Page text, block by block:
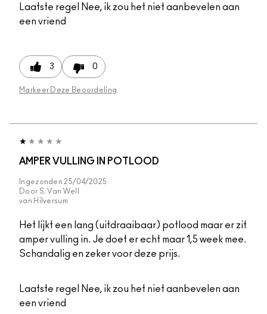
Laatste regel
Nee, ik zou het niet aanbevelen aan
een vriend
3 0
Markeer Deze Beoordeling
AMPER VULLING IN POTLOOD
Ingezonden 25/04/2025
Door S. Van Well
van Hilversum
Het lijkt een lang (uitdraaibaar) potlood maar er zit
amper vulling in. Je doet er echt maar 1,5 week mee.
Schandalig en zeker voor deze prijs.
Laatste regel
Nee, ik zou het niet aanbevelen aan
een vriend